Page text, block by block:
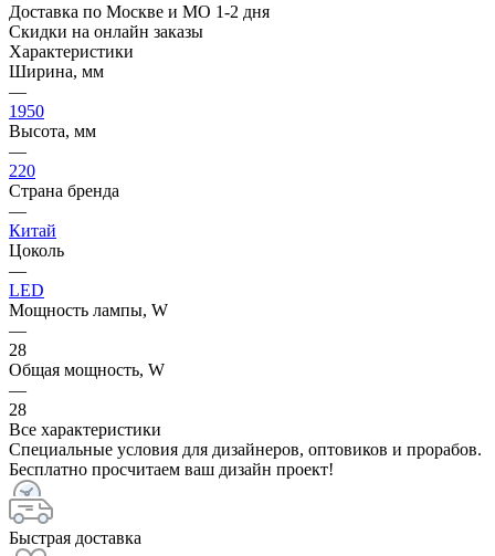
Доставка по Москве и МО 1-2 дня
Скидки на онлайн заказы
Характеристики
Ширина, мм
—
1950
Высота, мм
—
220
Страна бренда
—
Китай
Цоколь
—
LED
Мощность лампы, W
—
28
Общая мощность, W
—
28
Все характеристики
Специальные условия для дизайнеров, оптовиков и прорабов.
Бесплатно просчитаем ваш дизайн проект!
Быстрая доставка